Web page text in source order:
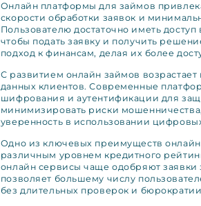
Онлайн платформы для займов
скорости обработки заявок и
Пользователю достаточно иметь
чтобы подать заявку и получить
подход к финансам, делая их более
С развитием онлайн займов
данных клиентов. Современные
шифрования и аутентификации для
минимизировать риски
уверенность в использовании
Одно из ключевых преимуществ
различным уровнем кредитного
онлайн сервисы чаще одобряют заявки
позволяет большему числу
без длительных проверок и